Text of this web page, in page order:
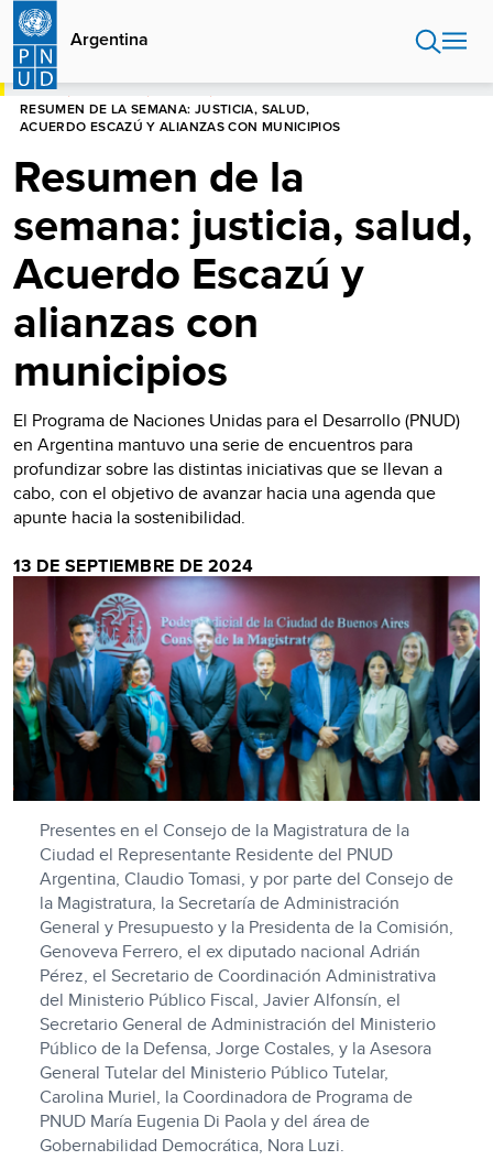
Pasar
contenido
principal
Argentina
HOME
RESUMEN DE LA SEMANA: JUSTICIA, SALUD,
ACUERDO ESCAZÚ Y ALIANZAS CON MUNICIPIOS
Resumen de la
semana: justicia, salud,
Acuerdo Escazú y
alianzas con
municipios
El Programa de Naciones Unidas para el Desarrollo (PNUD)
en Argentina mantuvo una serie de encuentros para
profundizar sobre las distintas iniciativas que se llevan a
cabo, con el objetivo de avanzar hacia una agenda que
apunte hacia la sostenibilidad.
13 DE SEPTIEMBRE DE 2024
Presentes en el Consejo de la Magistratura de la
Ciudad el Representante Residente del PNUD
Argentina, Claudio Tomasi, y por parte del Consejo de
la Magistratura, la Secretaría de Administración
General y Presupuesto y la Presidenta de la Comisión,
Genoveva Ferrero, el ex diputado nacional Adrián
Pérez, el Secretario de Coordinación Administrativa
del Ministerio Público Fiscal, Javier Alfonsín, el
Secretario General de Administración del Ministerio
Público de la Defensa, Jorge Costales, y la Asesora
General Tutelar del Ministerio Público Tutelar,
Carolina Muriel, la Coordinadora de Programa de
PNUD María Eugenia Di Paola y del área de
Gobernabilidad Democrática, Nora Luzi.